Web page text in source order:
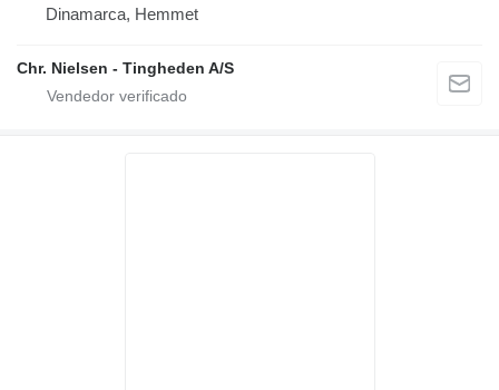
Dinamarca, Hemmet
Chr. Nielsen - Tingheden A/S